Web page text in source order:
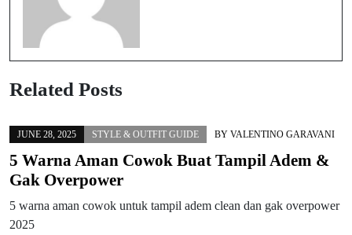
Related Posts
JUNE 28, 2025 STYLE & OUTFIT GUIDE BY VALENTINO GARAVANI
5 Warna Aman Cowok Buat Tampil Adem &
Gak Overpower
5 warna aman cowok untuk tampil adem clean dan gak overpower
2025